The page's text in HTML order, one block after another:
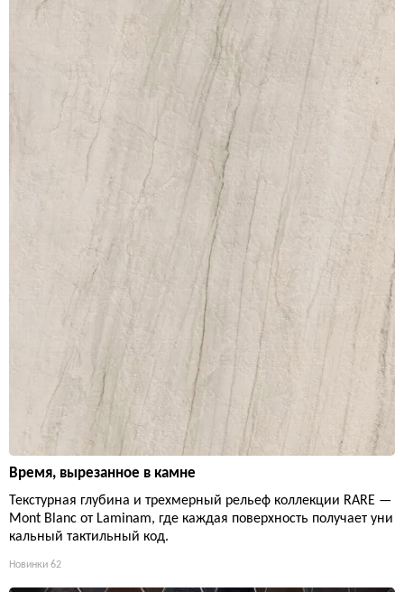
Время, вырезанное в камне
Текстурная глубина и трехмерный рельеф коллекции RARE —
Mont Blanc от Laminam, где каждая поверхность получает уни
кальный тактильный код.
Новинки 62